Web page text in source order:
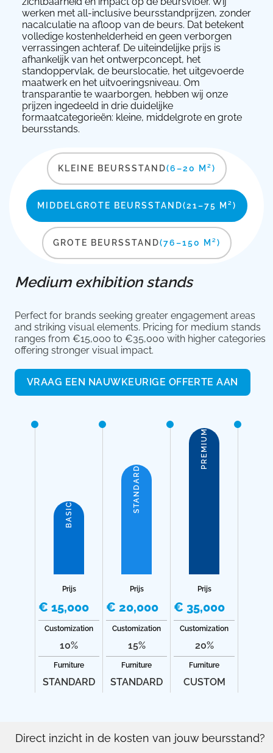
werken met all-inclusive beursstandprijzen, zonder
nacalculatie na afloop van de beurs. Dat betekent
volledige kostenhelderheid en geen verborgen
verrassingen achteraf. De uiteindelijke prijs is
afhankelijk van het ontwerpconcept, het
standoppervlak, de beurslocatie, het uitgevoerde
maatwerk en het uitvoeringsniveau. Om
transparantie te waarborgen, hebben wij onze
prijzen ingedeeld in drie duidelijke
formaatcategorieën: kleine, middelgrote en grote
beursstands.
KLEINE BEURSSTAND(6–20 M²)
MIDDELGROTE BEURSSTAND(21–75 M²)
GROTE BEURSSTAND(76–150 M²)
Medium exhibition stands
Perfect for brands seeking greater engagement areas
and striking visual elements. Pricing for medium stands
ranges from €15,000 to €35,000 with higher categories
offering stronger visual impact.
VRAAG EEN NAUWKEURIGE OFFERTE AAN
BASIC
Prijs
€ 15,000
Customization
10%
Furniture
STANDARD
STANDARD
Prijs
€ 20,000
Customization
15%
Furniture
STANDARD
PREMIUM
Prijs
€ 35,000
Customization
20%
Furniture
CUSTOM
Direct inzicht in de kosten van jouw beursstand?